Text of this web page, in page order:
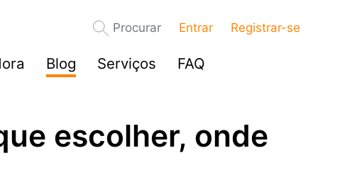
Procurar Entrar Registrar-se
Blog Serviços FAQ
escolher, onde